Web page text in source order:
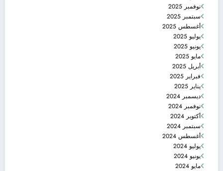
نوفمبر 2025
سبتمبر 2025
أغسطس 2025
يوليو 2025
يونيو 2025
مايو 2025
أبريل 2025
فبراير 2025
يناير 2025
ديسمبر 2024
نوفمبر 2024
أكتوبر 2024
سبتمبر 2024
أغسطس 2024
يوليو 2024
يونيو 2024
مايو 2024